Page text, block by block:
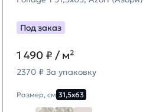
Под заказ
1 490 ₽ / м²
2370 ₽ За упаковку
Размер, см 31,5х63